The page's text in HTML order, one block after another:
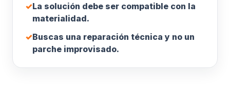
✓La solución debe ser compatible con la
materialidad.
✓Buscas una reparación técnica y no un
parche improvisado.